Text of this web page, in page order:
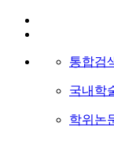
통합검
국내학
학위논